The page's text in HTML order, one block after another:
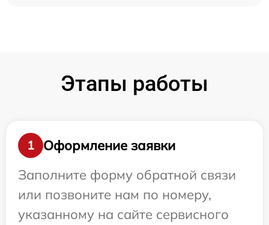
Этапы работы
1
Оформление заявки
Заполните форму обратной связи
или позвоните нам по номеру,
указанному на сайте сервисного